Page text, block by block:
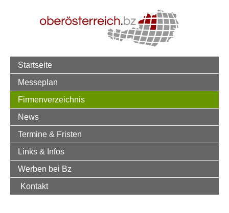
Startseite
Messeplan
Firmenverzeichnis
News
Termine & Fristen
Links & Infos
Werben bei Bz
Kontakt